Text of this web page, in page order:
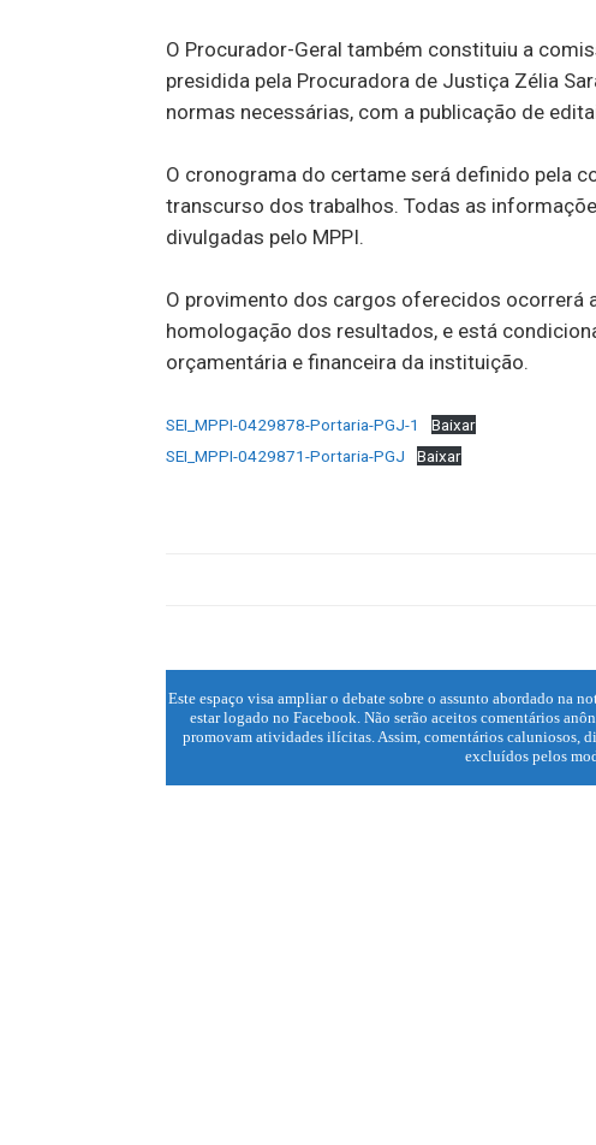
O Procurador-Geral também constituiu a
presidida pela Procuradora de Justiça Zélia
normas necessárias, com a publicação de
O cronograma do certame será definido pela
transcurso dos trabalhos. Todas as
divulgadas pelo MPPI.
O provimento dos cargos oferecidos ocorrerá
homologação dos resultados, e está
orçamentária e financeira da instituição.
SEI_MPPI-0429878-Portaria-PGJ-1
Baixar
SEI_MPPI-0429871-Portaria-PGJ
Baixar
Este espaço visa ampliar o debate sobre o assunto abordado na
estar logado no Facebook. Não serão aceitos comentários
promovam atividades ilícitas. Assim, comentários caluniosos,
excluídos pelos